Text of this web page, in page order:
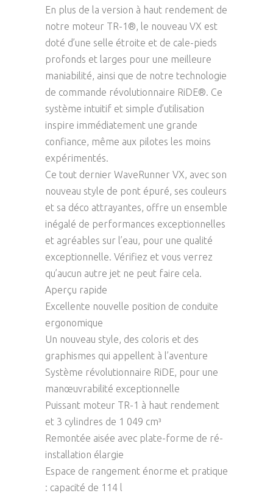
En plus de la version à haut rendement de
notre moteur TR-1®, le nouveau VX est
doté d’une selle étroite et de cale-pieds
profonds et larges pour une meilleure
maniabilité, ainsi que de notre technologie
de commande révolutionnaire RiDE®. Ce
système intuitif et simple d’utilisation
inspire immédiatement une grande
confiance, même aux pilotes les moins
expérimentés.
Ce tout dernier WaveRunner VX, avec son
nouveau style de pont épuré, ses couleurs
et sa déco attrayantes, offre un ensemble
inégalé de performances exceptionnelles
et agréables sur l’eau, pour une qualité
exceptionnelle. Vérifiez et vous verrez
qu’aucun autre jet ne peut faire cela.
Aperçu rapide
Excellente nouvelle position de conduite
ergonomique
Un nouveau style, des coloris et des
graphismes qui appellent à l’aventure
Système révolutionnaire RiDE, pour une
manœuvrabilité exceptionnelle
Puissant moteur TR-1 à haut rendement
et 3 cylindres de 1 049 cm³
Remontée aisée avec plate-forme de ré-
installation élargie
Espace de rangement énorme et pratique
: capacité de 114 l